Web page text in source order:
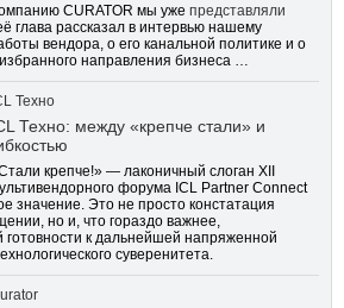
CURATOR мы уже представляли
глава рассказал в интервью нашему
вендора, о его канальной политике и о
направления бизнеса …
Техно
Техно: между «крепче стали» и
крепче!» — лаконичный слоган XII
форума ICL Partner Connect
значение. Это не просто констатация
но и, что гораздо важнее,
к дальнейшей напряженной
суверенитета.